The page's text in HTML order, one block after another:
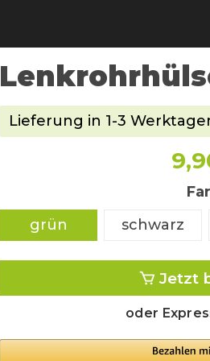
Lieferung in 1-3
grün
schwarz
Jetzt
oder